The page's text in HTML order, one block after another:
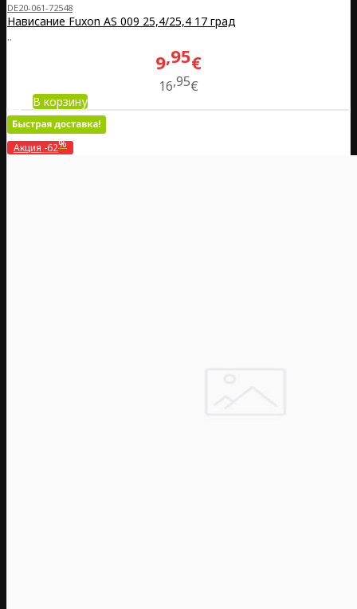
DE20-061-72548
Нависание Fuxon AS 009 25,4/25,4 17 град
..
9 95€
16 95€
В корзину
Акция -62%